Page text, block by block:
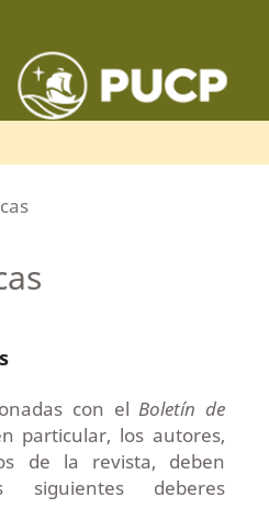
con elBoletín de
particular, los autores,
de la revista, deben
deberes